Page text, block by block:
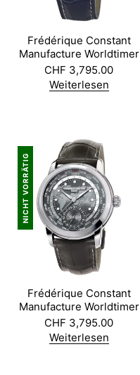
Frédérique Constant
Manufacture Worldtimer
CHF 3,795.00
Weiterlesen
NICHT VORRÄTIG
Frédérique Constant
Manufacture Worldtimer
CHF 3,795.00
Weiterlesen